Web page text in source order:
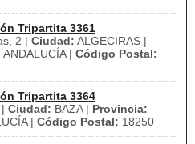
Tripartita 3361
2 | Ciudad: ALGECIRAS |
| Código Postal:
Tripartita 3364
Ciudad: BAZA | Provincia:
| Código Postal: 18250